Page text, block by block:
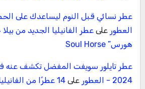
عطر نسائي قبل النوم ليساعدك على
العطور على عطر الفانيليا الجديد من
هورس” Soul Horse
عطر تايلور سويفت المفضل تكشف عنه
2024 - العطور
على
14 عطرًا من